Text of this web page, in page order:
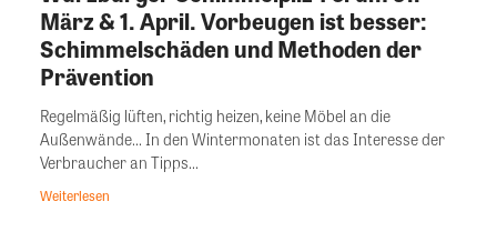
März & 1. April. Vorbeugen ist besser:
Schimmelschäden und Methoden der
Prävention
Regelmäßig lüften, richtig heizen, keine Möbel an die
Außenwände... In den Wintermonaten ist das Interesse der
Verbraucher an Tipps...
Weiterlesen